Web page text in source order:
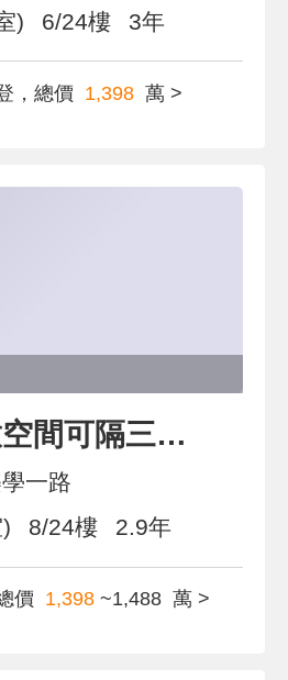
) 6/24樓 3年
，總價 1,398 萬 >
玄泰V1開放空間可隔三房車
一路
8/24樓 2.9年
價 1,398 ~1,488 萬 >